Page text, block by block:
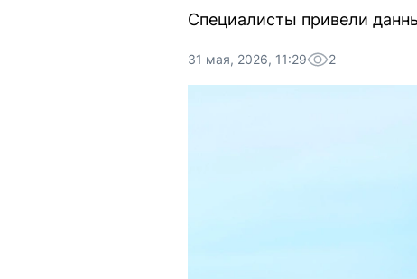
Специалисты привели
31 мая, 2026, 11:29 2